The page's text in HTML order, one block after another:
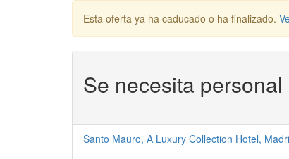
Esta oferta ya ha caducado o ha finalizado.
Se necesita
Santo Mauro, A Luxury Collection Hotel,